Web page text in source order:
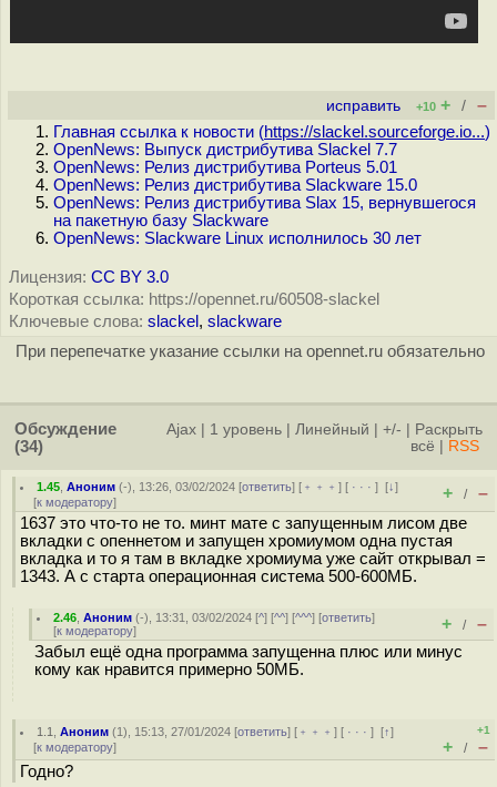
исправить +10 + / –
Главная ссылка к новости (https://slackel.sourceforge.io...)
OpenNews: Выпуск дистрибутива Slackel 7.7
OpenNews: Релиз дистрибутива Porteus 5.01
OpenNews: Релиз дистрибутива Slackware 15.0
OpenNews: Релиз дистрибутива Slax 15, вернувшегося
на пакетную базу Slackware
OpenNews: Slackware Linux исполнилось 30 лет
Лицензия: CC BY 3.0
Короткая ссылка: https://opennet.ru/60508-slackel
Ключевые слова: slackel , slackware
При перепечатке указание ссылки на opennet.ru обязательно
Обсуждение
(34)
Ajax 1 уровень Линейный +/-
Раскрыть
всё
RSS
1.45 ,Аноним (-), 13:26, 03/02/2024 [ответить] [ ﹢﹢﹢] [ · · ·][↓]
[к модератору] + / –
1637 это что-то не то. минт мате с запущенным лисом две
вкладки с опеннетом и запущен хромиумом одна пустая
вкладка и то я там в вкладке хромиума уже сайт открывал =
1343. А с старта операционная система 500-600МБ.
2.46 ,Аноним (-), 13:31, 03/02/2024 [^] [^^] [^^^] [ответить]
[к модератору] + / –
Забыл ещё одна программа запущенна плюс или минус
кому как нравится примерно 50МБ.
1.1 ,Аноним (1), 15:13, 27/01/2024 [ответить] [ ﹢﹢﹢] [ · · ·][↑]
[к модератору]
+1
+ / –
Годно?